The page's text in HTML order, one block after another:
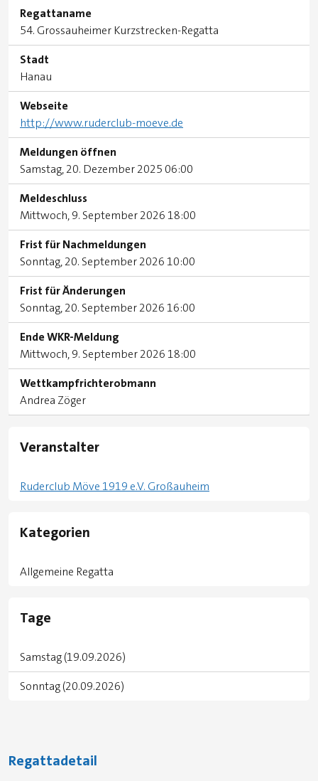
Regattaname
54. Grossauheimer Kurzstrecken-Regatta
Stadt
Hanau
Webseite
http://www.ruderclub-moeve.de
Meldungen öffnen
Samstag, 20. Dezember 2025 06:00
Meldeschluss
Mittwoch, 9. September 2026 18:00
Frist für Nachmeldungen
Sonntag, 20. September 2026 10:00
Frist für Änderungen
Sonntag, 20. September 2026 16:00
Ende WKR-Meldung
Mittwoch, 9. September 2026 18:00
Wettkampfrichterobmann
Andrea Zöger
Veranstalter
Ruderclub Möve 1919 e.V. Großauheim
Kategorien
Allgemeine Regatta
Tage
Samstag (19.09.2026)
Sonntag (20.09.2026)
Regattadetail